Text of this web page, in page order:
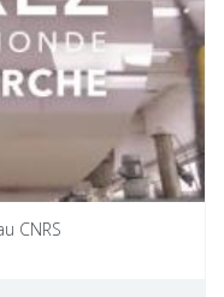
CNRS